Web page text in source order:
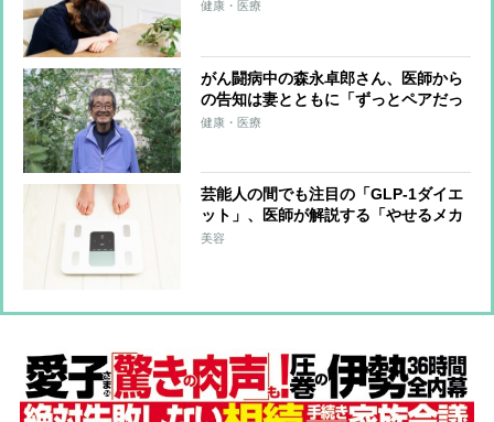
健康・医療
がん闘病中の森永卓郎さん、医師から
の告知は妻とともに「ずっとペアだっ
た妻を独り立ちさせることが今の目
健康・医療
芸能人の間でも注目の「GLP-1ダイエ
ット」、医師が解説する「やせるメカ
ニズム」とリスク、問題点
美容